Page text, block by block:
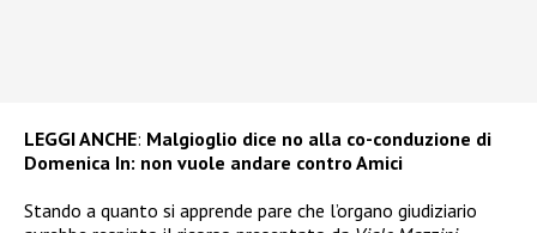
LEGGI ANCHE: Malgioglio dice no alla co-conduzione di
Domenica In: non vuole andare contro Amici
Stando a quanto si apprende pare che l’organo giudiziario